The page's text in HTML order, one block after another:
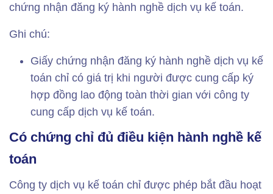
chứng nhận đăng ký hành nghề dịch vụ kế toán.
Ghi chú:
Giấy chứng nhận đăng ký hành nghề dịch vụ kế
toán chỉ có giá trị khi người được cung cấp ký
hợp đồng lao động toàn thời gian với công ty
cung cấp dịch vụ kế toán.
Có chứng chỉ đủ điều kiện hành nghề kế
toán
Công ty dịch vụ kế toán chỉ được phép bắt đầu hoạt